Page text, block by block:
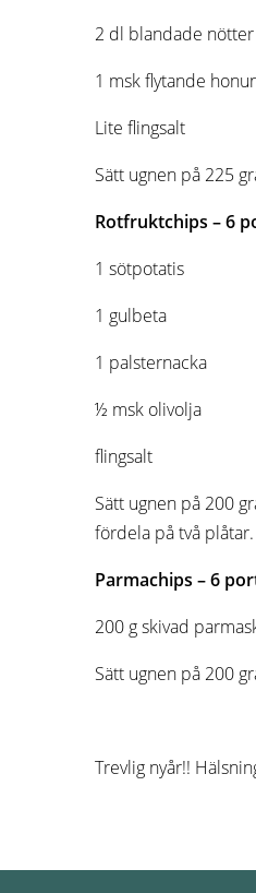
2 dl blandade
1 msk flytande
Lite flingsalt
Sätt ugnen på 225
Rotfruktchips – 6
1 sötpotatis
1 gulbeta
1 palsternacka
½ msk olivolja
flingsalt
Sätt ugnen på 200
fördela på två
Parmachips – 6
200 g skivad
Sätt ugnen på 200
Trevlig nyår!!